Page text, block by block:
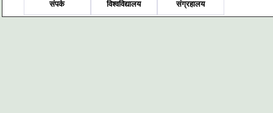
संपर्क विश्वविद्यालय संग्रहालय